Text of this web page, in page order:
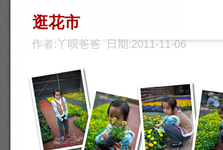
逛花市
作者:丫呗爸爸 日期:2011-11-06